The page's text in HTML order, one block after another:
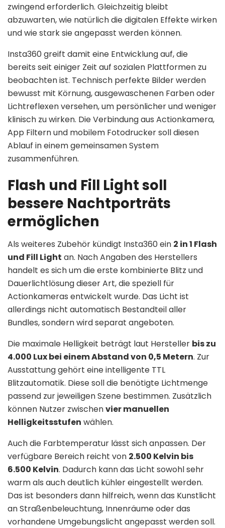
zwingend erforderlich. Gleichzeitig bleibt
abzuwarten, wie natürlich die digitalen Effekte wirken
und wie stark sie angepasst werden können.
Insta360 greift damit eine Entwicklung auf, die
bereits seit einiger Zeit auf sozialen Plattformen zu
beobachten ist. Technisch perfekte Bilder werden
bewusst mit Körnung, ausgewaschenen Farben oder
Lichtreflexen versehen, um persönlicher und weniger
klinisch zu wirken. Die Verbindung aus Actionkamera,
App Filtern und mobilem Fotodrucker soll diesen
Ablauf in einem gemeinsamen System
zusammenführen.
Flash und Fill Light soll
bessere Nachtporträts
ermöglichen
Als weiteres Zubehör kündigt Insta360 ein 2 in 1 Flash
und Fill Light an. Nach Angaben des Herstellers
handelt es sich um die erste kombinierte Blitz und
Dauerlichtlösung dieser Art, die speziell für
Actionkameras entwickelt wurde. Das Licht ist
allerdings nicht automatisch Bestandteil aller
Bundles, sondern wird separat angeboten.
Die maximale Helligkeit beträgt laut Hersteller bis zu
4.000 Lux bei einem Abstand von 0,5 Metern. Zur
Ausstattung gehört eine intelligente TTL
Blitzautomatik. Diese soll die benötigte Lichtmenge
passend zur jeweiligen Szene bestimmen. Zusätzlich
können Nutzer zwischenvier manuellen
Helligkeitsstufen wählen.
Auch die Farbtemperatur lässt sich anpassen. Der
verfügbare Bereich reicht von 2.500 Kelvin bis
6.500 Kelvin. Dadurch kann das Licht sowohl sehr
warm als auch deutlich kühler eingestellt werden.
Das ist besonders dann hilfreich, wenn das Kunstlicht
an Straßenbeleuchtung, Innenräume oder das
vorhandene Umgebungslicht angepasst werden soll.